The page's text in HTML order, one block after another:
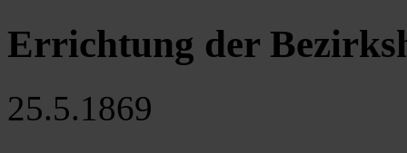
Errichtung der
25.5.1869